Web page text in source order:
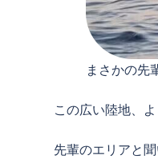
まさかの先
この広い陸地、
先輩のエリアと